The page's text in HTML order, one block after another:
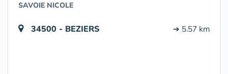
SAVOIE NICOLE
34500 - BEZIERS ➔ 5.57 km